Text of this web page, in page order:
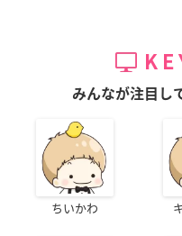
みんなが注目し
ちいかわ